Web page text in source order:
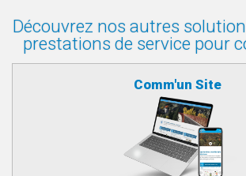
Découvrez nos autres
prestations de service pour
Comm'un Site